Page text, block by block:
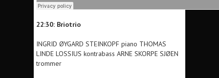
22:30: Briotrio
INGRID ØYGARD STEINKOPF piano THOMAS
LINDE LOSSIUS kontrabass ARNE SKORPE SJØEN
trommer